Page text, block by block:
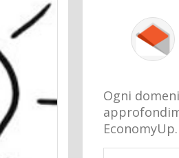
Ogni
EconomyUp.